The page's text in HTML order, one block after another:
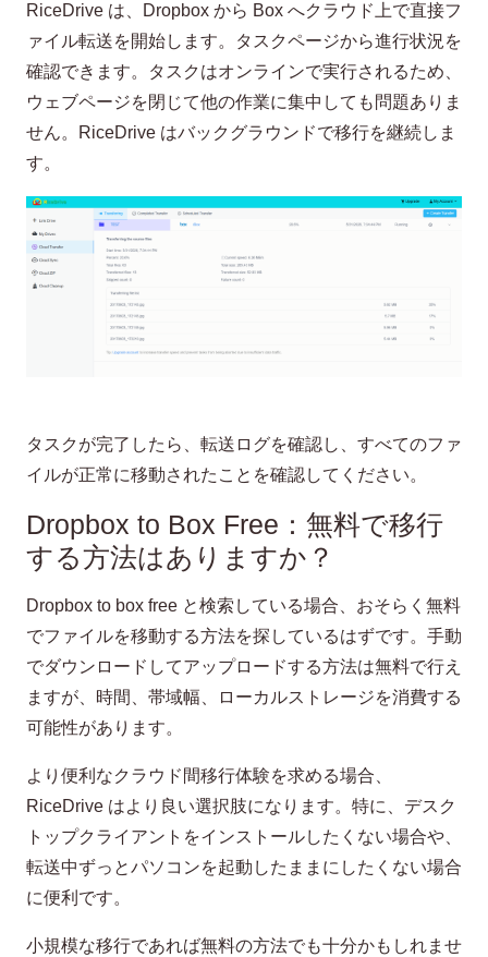
RiceDrive は、Dropbox から Box へクラウド上で直接フ
ァイル転送を開始します。タスクページから進行状況を
確認できます。タスクはオンラインで実行されるため、
ウェブページを閉じて他の作業に集中しても問題ありま
せん。RiceDrive はバックグラウンドで移行を継続しま
す。
タスクが完了したら、転送ログを確認し、すべてのファ
イルが正常に移動されたことを確認してください。
Dropbox to Box Free：無料で移行
する方法はありますか？
Dropbox to box free と検索している場合、おそらく無料
でファイルを移動する方法を探しているはずです。手動
でダウンロードしてアップロードする方法は無料で行え
ますが、時間、帯域幅、ローカルストレージを消費する
可能性があります。
より便利なクラウド間移行体験を求める場合、
RiceDrive はより良い選択肢になります。特に、デスク
トップクライアントをインストールしたくない場合や、
転送中ずっとパソコンを起動したままにしたくない場合
に便利です。
小規模な移行であれば無料の方法でも十分かもしれませ